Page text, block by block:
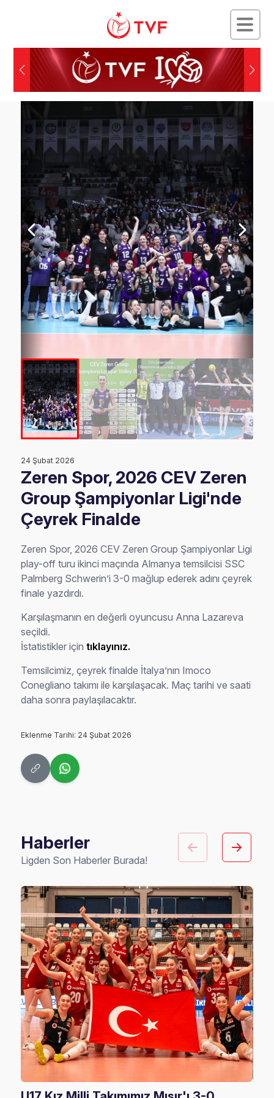
24 Şubat 2026
Zeren Spor, 2026 CEV Zeren
Group Şampiyonlar Ligi'nde
Çeyrek Finalde
Zeren Spor, 2026 CEV Zeren Group Şampiyonlar Ligi
play-off turu ikinci maçında Almanya temsilcisi SSC
Palmberg Schwerin’i 3-0 mağlup ederek adını çeyrek
finale yazdırdı.
Karşılaşmanın en değerli oyuncusu Anna Lazareva
seçildi.
İstatistikler içintıklayınız.
Temsilcimiz, çeyrek finalde İtalya’nın Imoco
Conegliano takımı ile karşılaşacak. Maç tarihi ve saati
daha sonra paylaşılacaktır.
Eklenme Tarihi: 24 Şubat 2026
Haberler
Ligden Son Haberler Burada!